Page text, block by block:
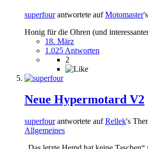
superfourantwortete aufMotomaster
Honig für die Ohren (und
18. März
1.025 Antworten
2
Neue Hypermotard V2
superfourantwortete aufRellek's
Allgemeines